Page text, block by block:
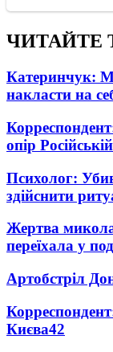
ЧИТАЙТЕ
Катеринчук:
накласти на
опір
Психолог:
здійснити
Жертва
переїхала у
Артобстріл
Києва42